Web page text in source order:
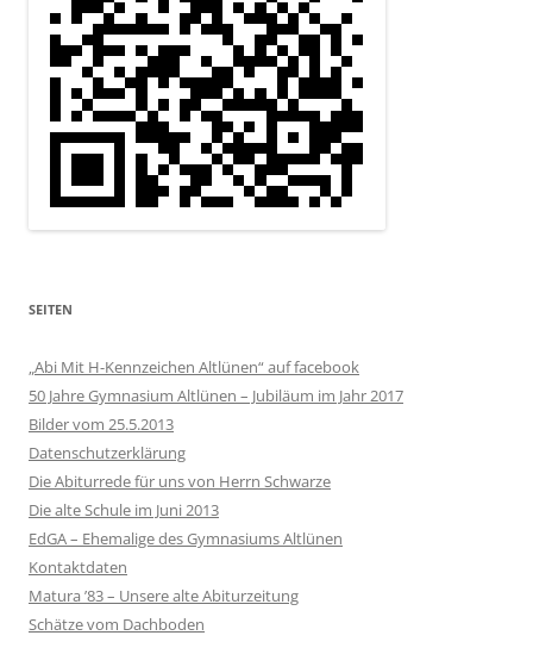
SEITEN
„Abi Mit H-Kennzeichen Altlünen“ auf facebook
50 Jahre Gymnasium Altlünen – Jubiläum im Jahr 2017
Bilder vom 25.5.2013
Datenschutzerklärung
Die Abiturrede für uns von Herrn Schwarze
Die alte Schule im Juni 2013
EdGA – Ehemalige des Gymnasiums Altlünen
Kontaktdaten
Matura ’83 – Unsere alte Abiturzeitung
Schätze vom Dachboden